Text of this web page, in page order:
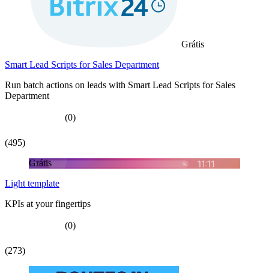
Grátis
Smart Lead Scripts for Sales Department
Run batch actions on leads with Smart Lead Scripts for Sales
Department
(0)
(495)
Grátis
Light template
KPIs at your fingertips
(0)
(273)